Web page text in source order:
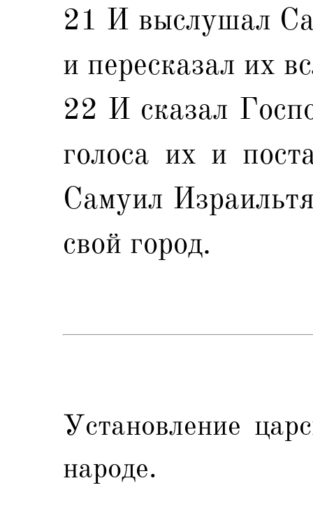
21 И выслушал
и пересказал их
22 И сказал
голоса их и
Самуил
свой город.
Установление
народе.